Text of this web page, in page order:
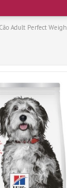
Adult Perfect